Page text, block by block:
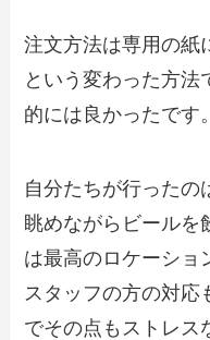
注文方法は専用の紙
という変わった方法
的には良かったです。
自分たちが行ったの
眺めながらビールを
は最高のロケーショ
スタッフの方の対応
でその点もストレス